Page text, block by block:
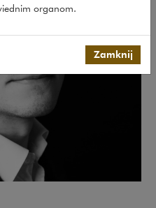
organom.
Zamknij